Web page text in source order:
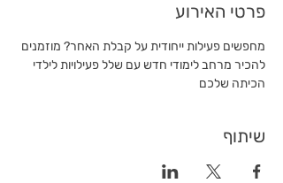
פרטי האירוע
מחפשים פעילות ייחודית על קבלת האחר? מוזמנים
להכיר מרחב לימודי חדש עם שלל פעילויות לילדי
הכיתה שלכם
שיתוף